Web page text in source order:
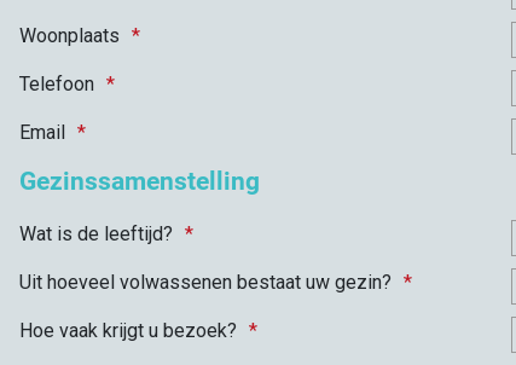
Woonplaats
Telefoon
Email
Gezinssamenstelling
Wat is de leeftijd?
Uit hoeveel volwassenen bestaat uw gezin?
Hoe vaak krijgt u bezoek?